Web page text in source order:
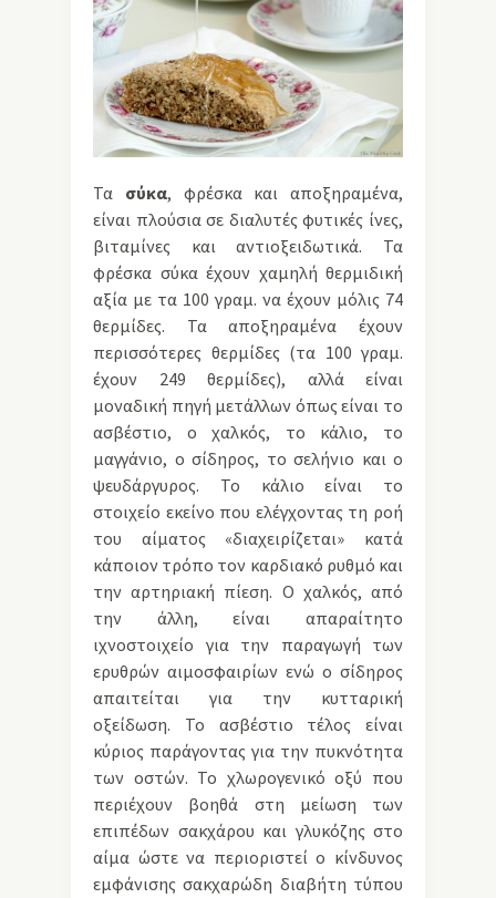
Τα σύκα, φρέσκα και αποξηραμένα,
είναι πλούσια σε διαλυτές φυτικές ίνες,
βιταμίνες και αντιοξειδωτικά. Τα
φρέσκα σύκα έχουν χαμηλή θερμιδική
αξία με τα 100 γραμ. να έχουν μόλις 74
θερμίδες. Τα αποξηραμένα έχουν
περισσότερες θερμίδες (τα 100 γραμ.
έχουν 249 θερμίδες), αλλά είναι
μοναδική πηγή μετάλλων όπως είναι το
ασβέστιο, ο χαλκός, το κάλιο, το
μαγγάνιο, ο σίδηρος, το σελήνιο και ο
ψευδάργυρος. Το κάλιο είναι το
στοιχείο εκείνο που ελέγχοντας τη ροή
του αίματος «διαχειρίζεται» κατά
κάποιον τρόπο τον καρδιακό ρυθμό και
την αρτηριακή πίεση. Ο χαλκός, από
την άλλη, είναι απαραίτητο
ιχνοστοιχείο για την παραγωγή των
ερυθρών αιμοσφαιρίων ενώ ο σίδηρος
απαιτείται για την κυτταρική
οξείδωση. Το ασβέστιο τέλος είναι
κύριος παράγοντας για την πυκνότητα
των οστών. Το χλωρογενικό οξύ που
περιέχουν βοηθά στη μείωση των
επιπέδων σακχάρου και γλυκόζης στο
αίμα ώστε να περιοριστεί ο κίνδυνος
εμφάνισης σακχαρώδη διαβήτη τύπου